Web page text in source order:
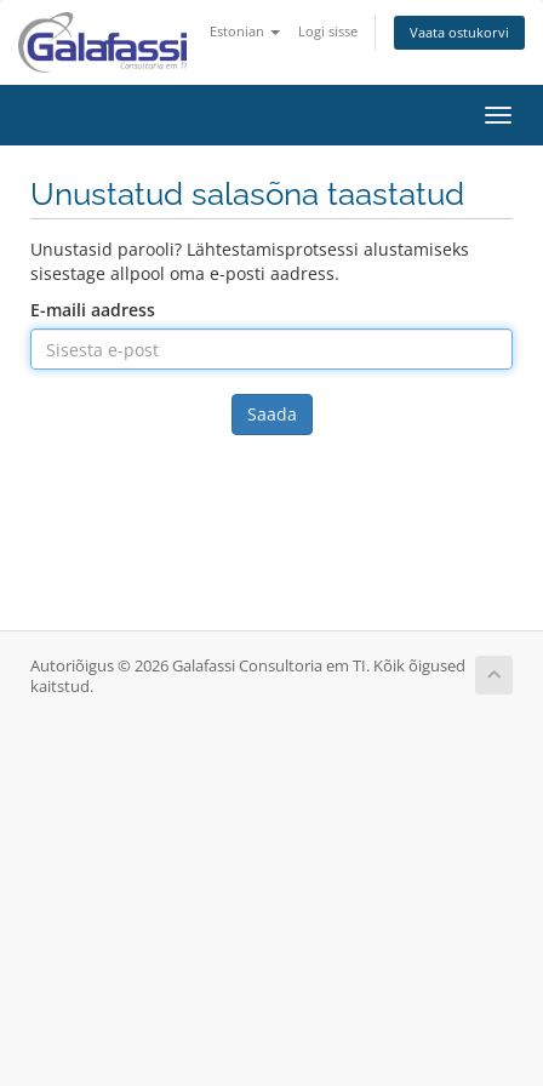
Estonian Logi sisse Vaata ostukorvi
Unustatud salasõna taastatud
Unustasid parooli? Lähtestamisprotsessi alustamiseks
sisestage allpool oma e-posti aadress.
E-maili aadress
Saada
Autoriõigus © 2026 Galafassi Consultoria em TI. Kõik õigused
kaitstud.